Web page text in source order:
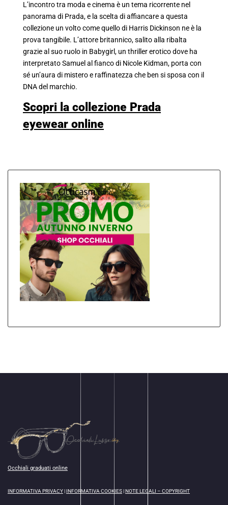
L’incontro tra moda e cinema è un tema ricorrente nel
panorama di Prada, e la scelta di affiancare a questa
collezione un volto come quello di Harris Dickinson ne è la
prova tangibile. L’attore britannico, salito alla ribalta
grazie al suo ruolo in Babygirl, un thriller erotico dove ha
interpretato Samuel al fianco di Nicole Kidman, porta con
sé un’aura di mistero e raffinatezza che ben si sposa con il
DNA del marchio.
Scopri la collezione Prada
eyewear online
Occhiali graduati online
INFORMATIVA PRIVACY|INFORMATIVA COOKIES|NOTE LEGALI – COPYRIGHT